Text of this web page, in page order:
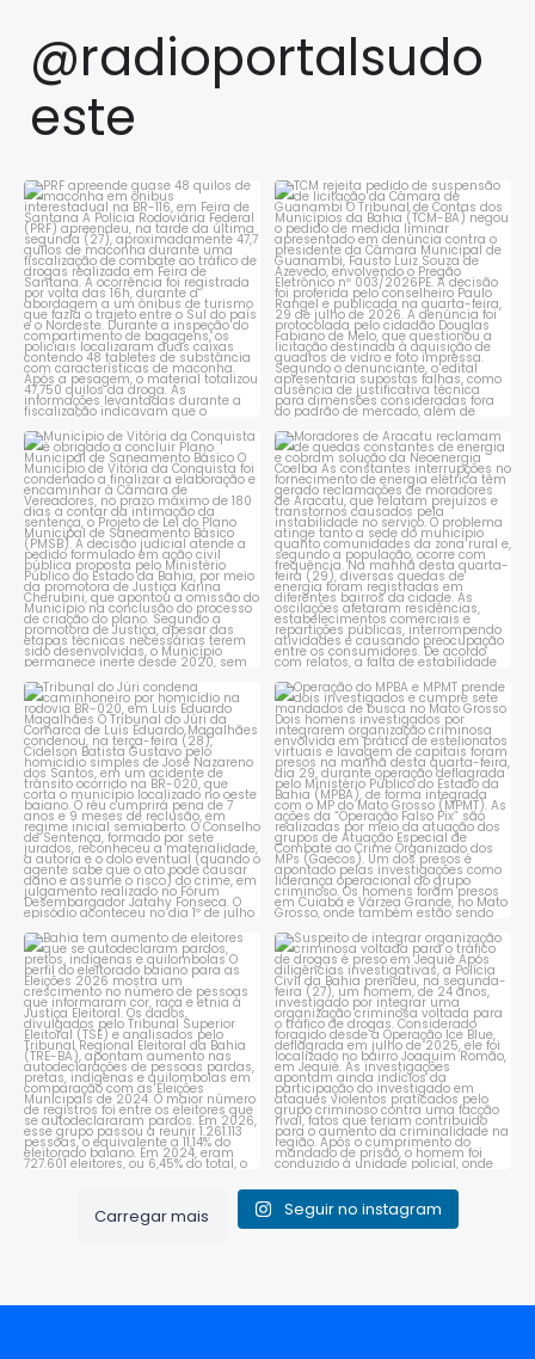
@radioportalsudo
este
PRF apreende quase 48 quilos
de maconha em ônibus...
1 0
TCM rejeita pedido de
suspensão de licitação da...
1 0
Município de Vitória da
Conquista é obrigado a...
1 0
Moradores de Aracatu
reclamam de quedas
constantes ...
1 0
Tribunal do Júri condena
caminhoneiro por...
1 0
Operação do MPBA e MPMT
prende dois investigados e...
1 0
Bahia tem aumento de eleitores
que se autodeclaram...
1 0
Suspeito de integrar
organização criminosa
voltada...
1 0
Carregar mais Seguir no instagram